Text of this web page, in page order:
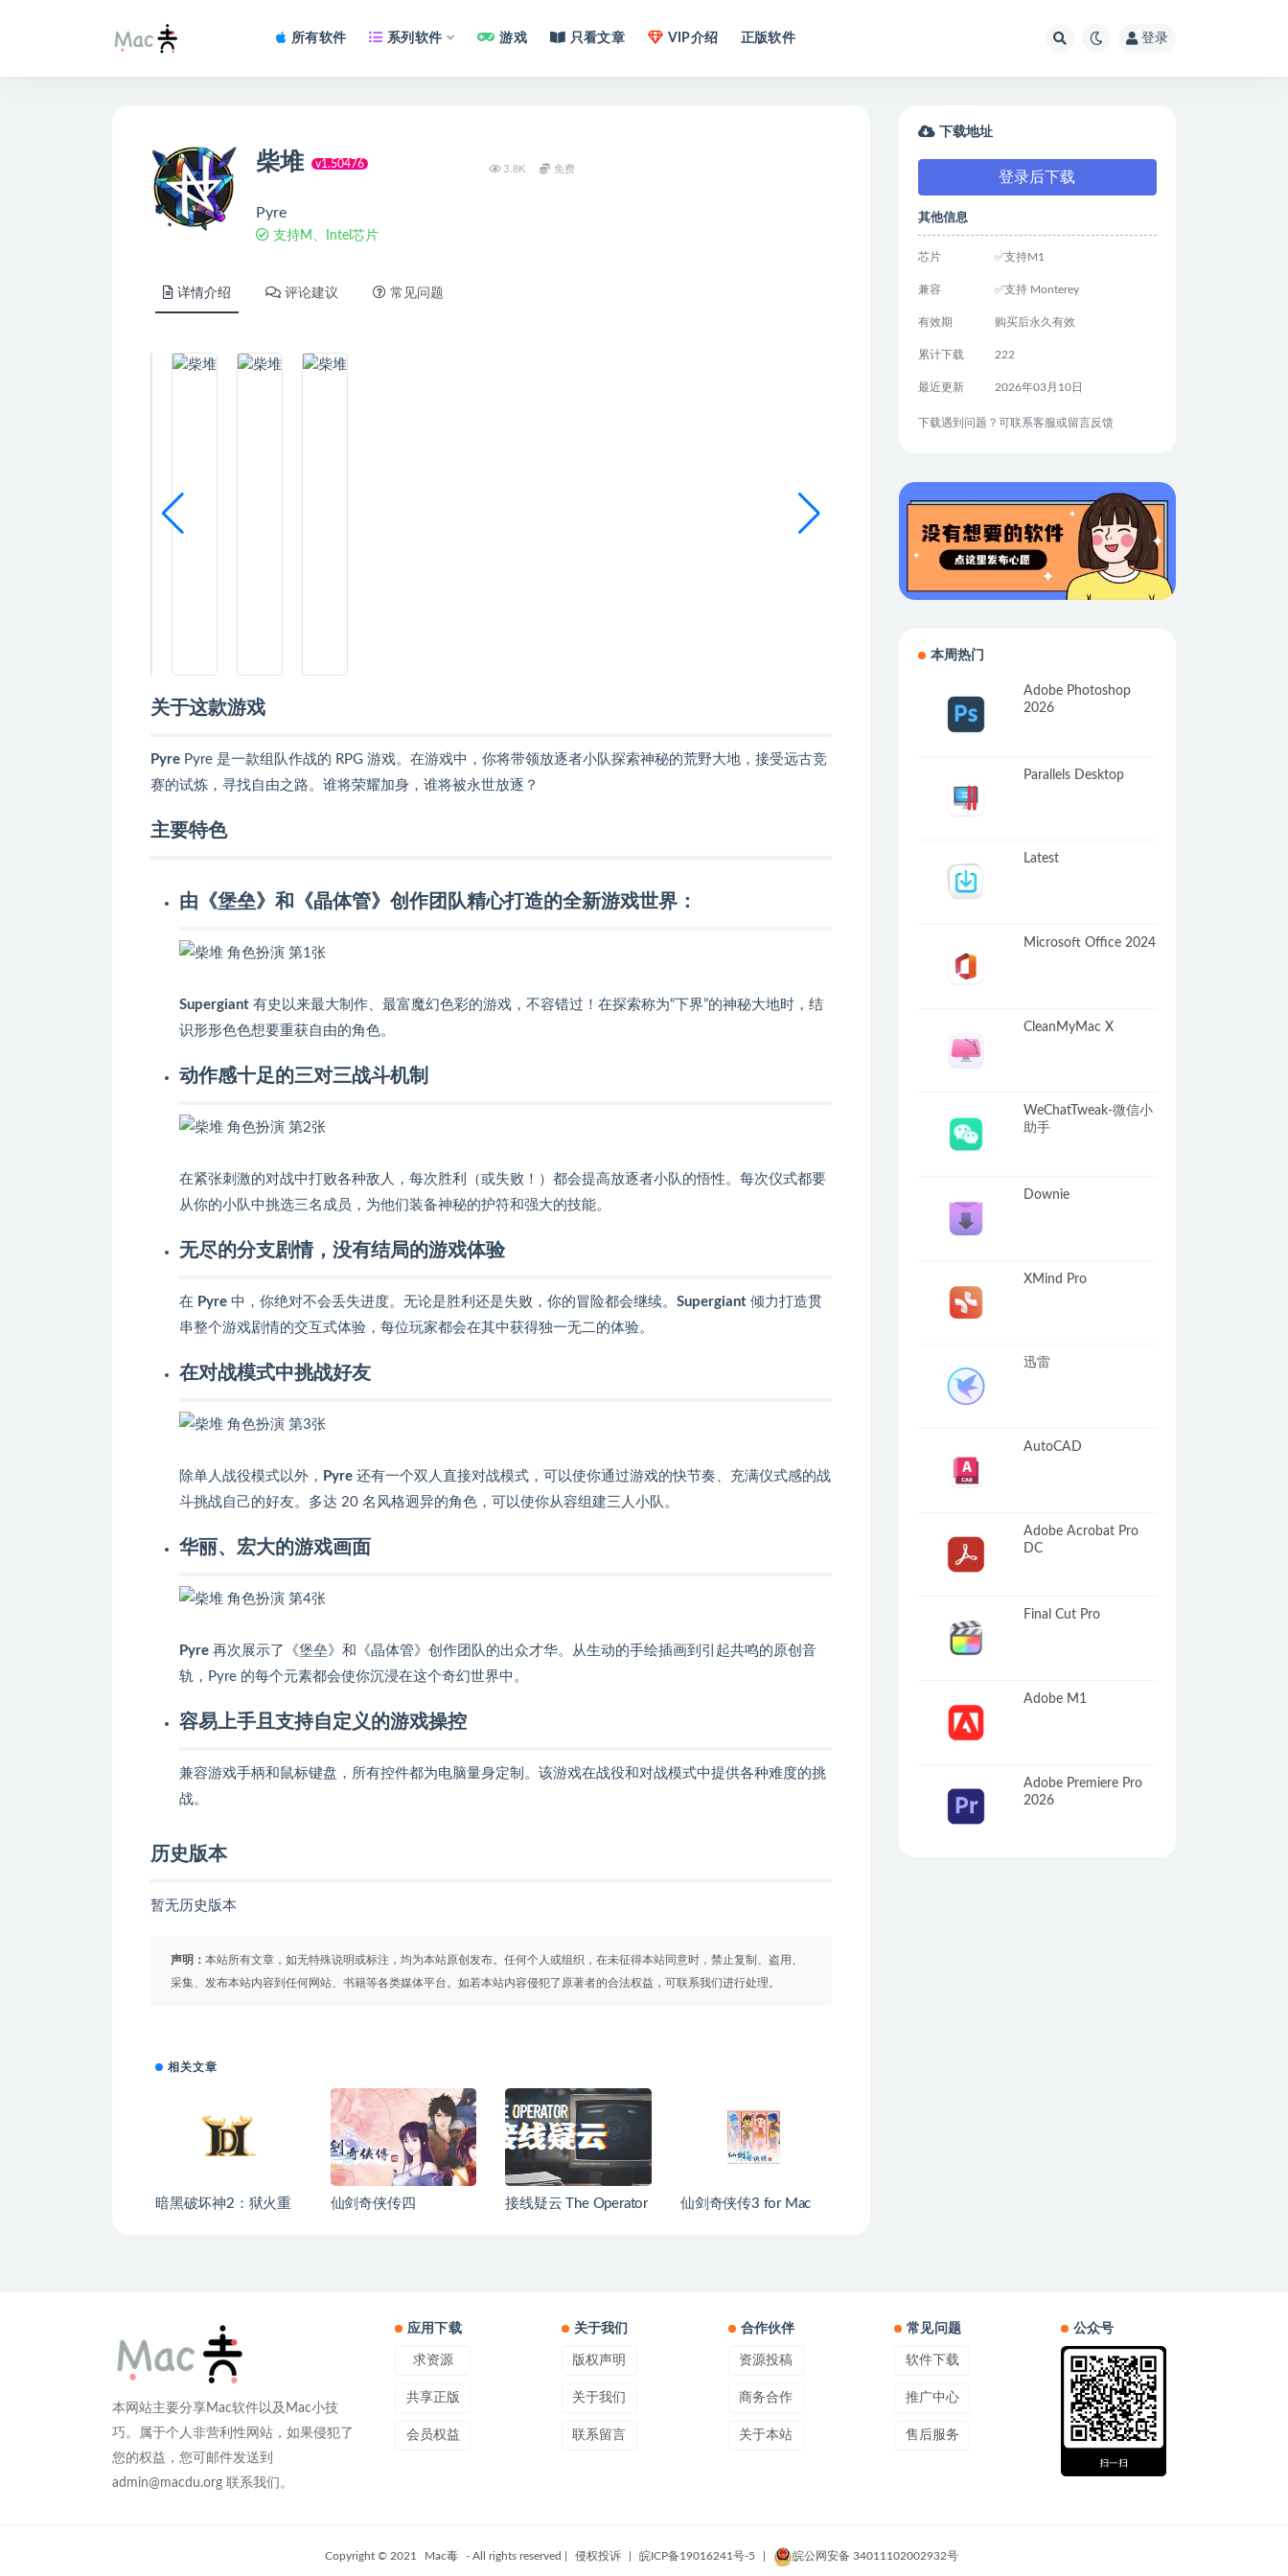
所有软件 系列软件 游戏 只看文章 VIP介绍 正版软件 登录
柴堆 v1.50476
Pyre
支持M、Intel芯片
3.8K 免费
详情介绍 评论建议 常见问题
关于这款游戏
Pyre Pyre 是一款组队作战的 RPG 游戏。在游戏中，你将带领放逐者小队探索神秘的荒野大地，接受远古竞
赛的试炼，寻找自由之路。谁将荣耀加身，谁将被永世放逐？
主要特色
由《堡垒》和《晶体管》创作团队精心打造的全新游戏世界：
Supergiant 有史以来最大制作、最富魔幻色彩的游戏，不容错过！在探索称为“下界”的神秘大地时，结
识形形色色想要重获自由的角色。
动作感十足的三对三战斗机制
在紧张刺激的对战中打败各种敌人，每次胜利（或失败！）都会提高放逐者小队的悟性。每次仪式都要
从你的小队中挑选三名成员，为他们装备神秘的护符和强大的技能。
无尽的分支剧情，没有结局的游戏体验
在 Pyre 中，你绝对不会丢失进度。无论是胜利还是失败，你的冒险都会继续。 Supergiant 倾力打造贯
串整个游戏剧情的交互式体验，每位玩家都会在其中获得独一无二的体验。
在对战模式中挑战好友
除单人战役模式以外， Pyre 还有一个双人直接对战模式，可以使你通过游戏的快节奏、充满仪式感的战
斗挑战自己的好友。多达 20 名风格迥异的角色，可以使你从容组建三人小队。
华丽、宏大的游戏画面
Pyre 再次展示了《堡垒》和《晶体管》创作团队的出众才华。从生动的手绘插画到引起共鸣的原创音
轨，Pyre 的每个元素都会使你沉浸在这个奇幻世界中。
容易上手且支持自定义的游戏操控
兼容游戏手柄和鼠标键盘，所有控件都为电脑量身定制。该游戏在战役和对战模式中提供各种难度的挑
战。
历史版本
暂无历史版本
声明： 本站所有文章，如无特殊说明或标注，均为本站原创发布。任何个人或组织，在未征得本站同意时，禁止复制、盗用、
采集、发布本站内容到任何网站、书籍等各类媒体平台。如若本站内容侵犯了原著者的合法权益，可联系我们进行处理。
相关文章
暗黑破坏神2：狱火重
仙剑奇侠传四 接线疑云 The Operator
仙剑奇侠传3 for Mac
下载地址
登录后下载
其他信息
芯片 ✅支持M1
兼容 ✅支持 Monterey
有效期 购买后永久有效
累计下载 222
最近更新 2026年03月10日
下载遇到问题？可联系客服或留言反馈
本周热门
Adobe Photoshop
2026
Parallels Desktop
Latest
Microsoft Office 2024
CleanMyMac X
WeChatTweak-微信小
助手
Downie
XMind Pro
迅雷
AutoCAD
Adobe Acrobat Pro
DC
Final Cut Pro
Adobe M1
Adobe Premiere Pro
2026
本网站主要分享Mac软件以及Mac小技
巧。属于个人非营利性网站，如果侵犯了
您的权益，您可邮件发送到
admin@macdu.org 联系我们。
应用下载
求资源
共享正版
会员权益
关于我们
版权声明
关于我们
联系留言
合作伙伴
资源投稿
商务合作
关于本站
常见问题
软件下载
推广中心
售后服务
公众号
Copyright © 2021 Mac毒 - All rights reserved | 侵权投诉 皖ICP备19016241号-5 皖公网安备 34011102002932号